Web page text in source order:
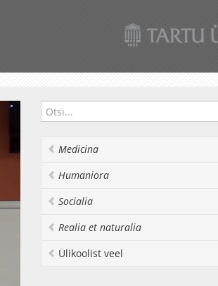
Medicina
Humaniora
Socialia
Realia et naturalia
Ülikoolist veel